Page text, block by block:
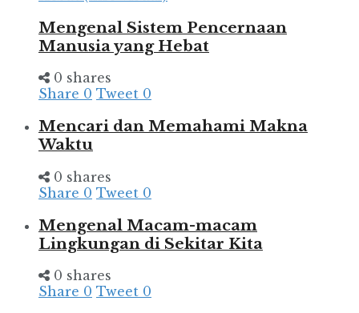
Mengenal Sistem Pencernaan
Manusia yang Hebat
0 shares
Share 0 Tweet 0
Mencari dan Memahami Makna
Waktu
0 shares
Share 0 Tweet 0
Mengenal Macam-macam
Lingkungan di Sekitar Kita
0 shares
Share 0 Tweet 0